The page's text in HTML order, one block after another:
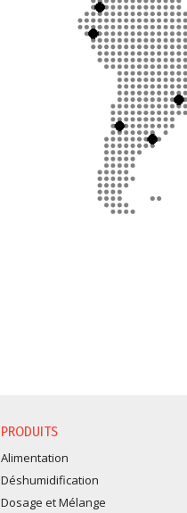
PRODUITS
Alimentation
Déshumidification
Dosage et Mélange